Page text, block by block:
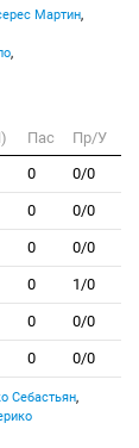
Мартин,
,
Пас
Пр/У
0 0/0
0 0/0
0 0/0
0 1/0
0 0/0
0 0/0
Себастьян,